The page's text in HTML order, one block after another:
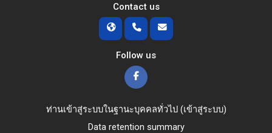
Contact us
Follow us
ท่านเข้าสู่ระบบในฐานะบุคคลทั่วไป (เข้าสู่ระบบ)
Data retention summary